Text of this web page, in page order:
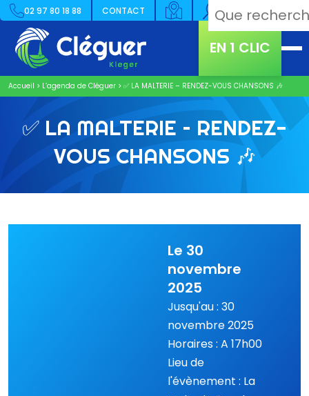
02 97 80 18 88 CONTACT
EN 1 CLIC
Accueil > L’agenda de Cléguer > ✅ LA MALTERIE – RENDEZ-VOUS CHANSONS 🎶
✅ LA MALTERIE – RENDEZ-
VOUS CHANSONS 🎶
Le 30
novembre
2025
Jusqu'au : 30
novembre 2025
Horaires : A 17h00
Lieu de
l'évènement : La